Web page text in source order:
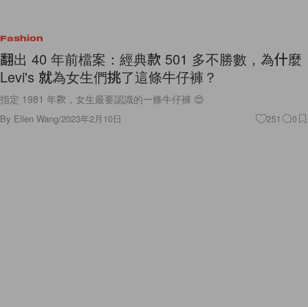
Fashion
翻出 40 年前檔案：經典款 501 多不勝數，為什麼
Levi's 就為女生們挑了這條牛仔褲？
指定 1981 年款，女生最要認識的一條牛仔褲 😍
By Ellen Wang/2023年2月10日 251 0